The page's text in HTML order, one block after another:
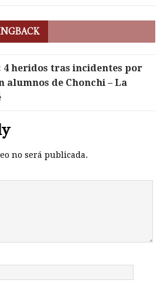
heridos tras incidentes por
alumnos de Chonchi – La
no será publicada.